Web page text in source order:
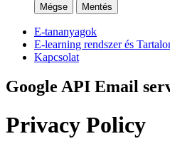
Mégse
Mentés
E-tananyagok
E-learning rendszer és
Kapcsolat
Google API Email
Privacy Policy